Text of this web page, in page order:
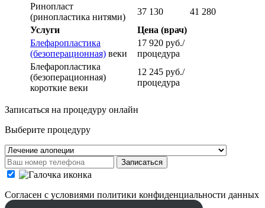
Ринопласт
(ринопластика нитями)
37 130
41 280
Услуги
Цена (врач)
Блефаропластика
(безоперационная) веки
17 920 руб./
процедура
Блефаропластика
(безоперационная)
короткие веки
12 245 руб./
процедура
Записаться на процедуру онлайн
Выберите процедуру
Записаться
Cогласен с условиями политики конфиденциальности данных